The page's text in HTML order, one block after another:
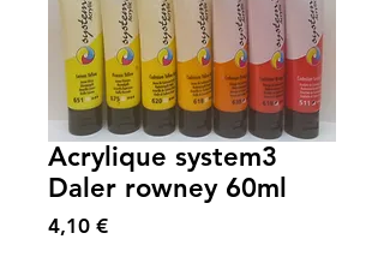
Acrylique system3
Daler rowney 60ml
4,10 €Precio